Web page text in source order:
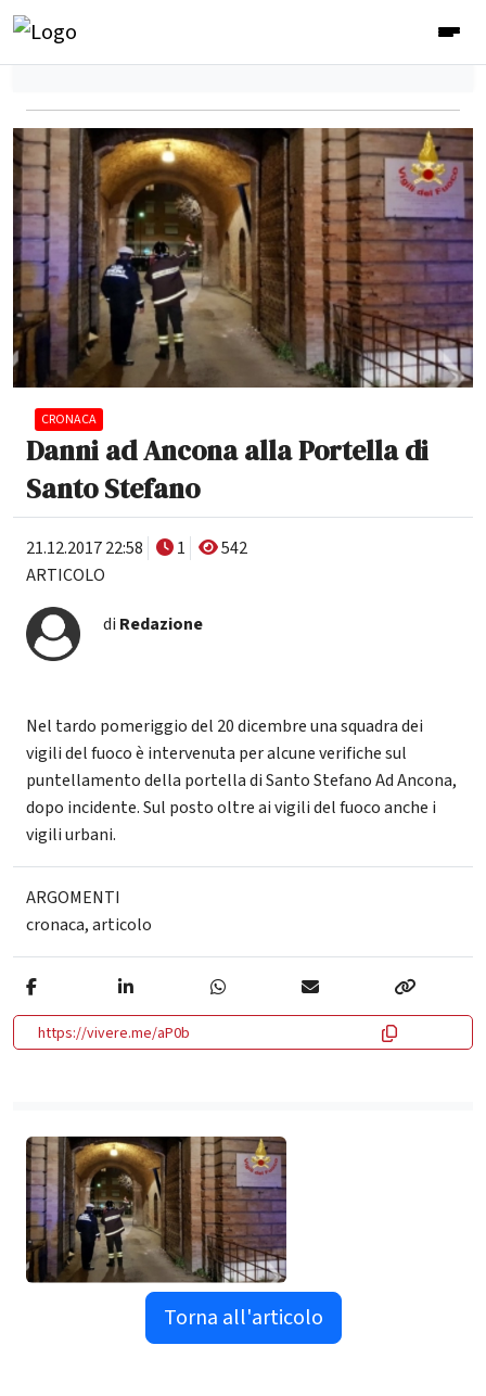
CRONACA
Danni ad Ancona alla Portella di
Santo Stefano
21.12.2017 22:58 1
542
ARTICOLO
di Redazione
Nel tardo pomeriggio del 20 dicembre una squadra dei
vigili del fuoco è intervenuta per alcune verifiche sul
puntellamento della portella di Santo Stefano Ad Ancona,
dopo incidente. Sul posto oltre ai vigili del fuoco anche i
vigili urbani.
ARGOMENTI
cronaca,articolo
https://vivere.me/aP0b
Torna all'articolo